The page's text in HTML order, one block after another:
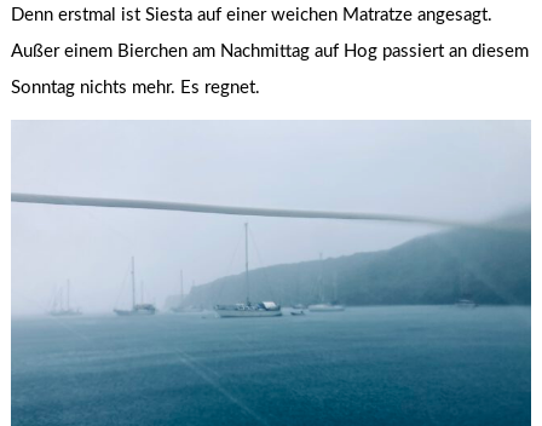
Denn erstmal ist Siesta auf einer weichen Matratze angesagt.
Außer einem Bierchen am Nachmittag auf Hog passiert an diesem
Sonntag nichts mehr. Es regnet.